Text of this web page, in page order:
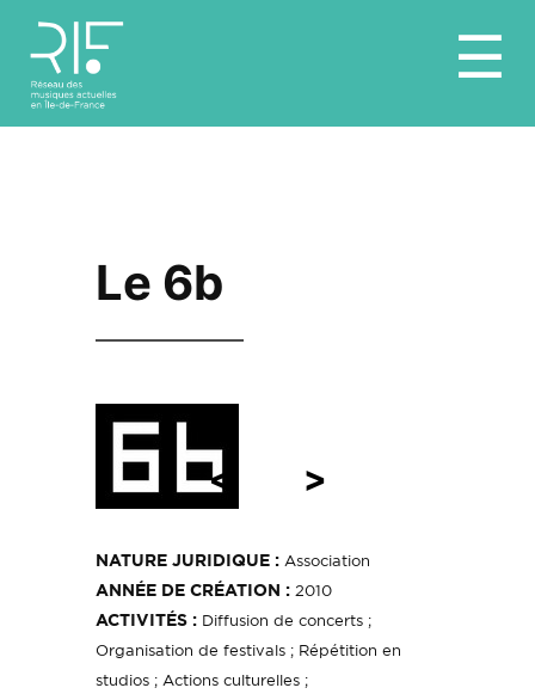
☰
Le 6b
NATURE JURIDIQUE : Association
ANNÉE DE CRÉATION : 2010
ACTIVITÉS : Diffusion de concerts ;
Organisation de festivals ; Répétition en
studios ; Actions culturelles ;
< >